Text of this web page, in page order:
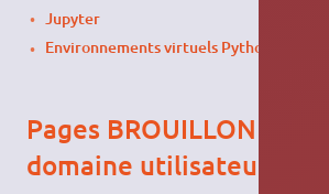
Jupyter
Environnements virtuels Python
Pages BROUILLON dans
domaine utilisateur